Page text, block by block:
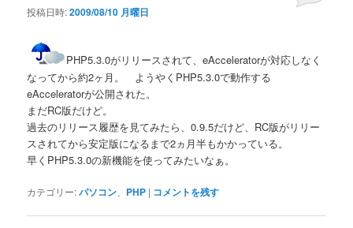
投稿日時:2009/08/10 月曜日
PHP5.3.0がリリースされて、eAcceleratorが対応しなく
なってから約2ヶ月。 ようやくPHP5.3.0で動作する
eAcceleratorが公開された。
まだRC版だけど。
過去のリリース履歴を見てみたら、0.9.5だけど、RC版がリリー
スされてから安定版になるまで2ヵ月半もかかっている。
早くPHP5.3.0の新機能を使ってみたいなぁ。
カテゴリー:パソコン PHP | コメントを残す